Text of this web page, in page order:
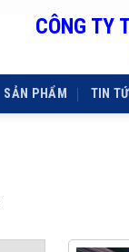
CÔNG TY
SẢN PHẨM TIN